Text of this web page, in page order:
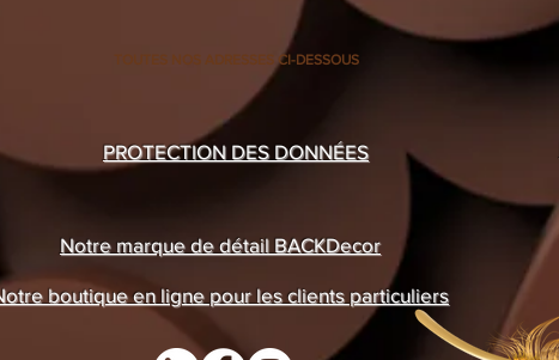
TOUTES NOS ADRESSES CI-DESSOUS
PROTECTION DES DONNÉES
Notre marque de détail BACKDecor
boutique en ligne pour les clients particuliers